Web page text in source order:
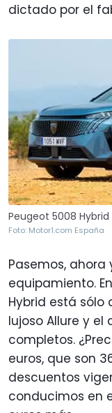
dictado por el
Peugeot 5008 Hybrid
Foto: Motor1.com España
Pasemos, ahora
equipamiento.
Hybrid está sólo
lujoso Allure y el
completos.
euros, que son
descuentos
conducimos en